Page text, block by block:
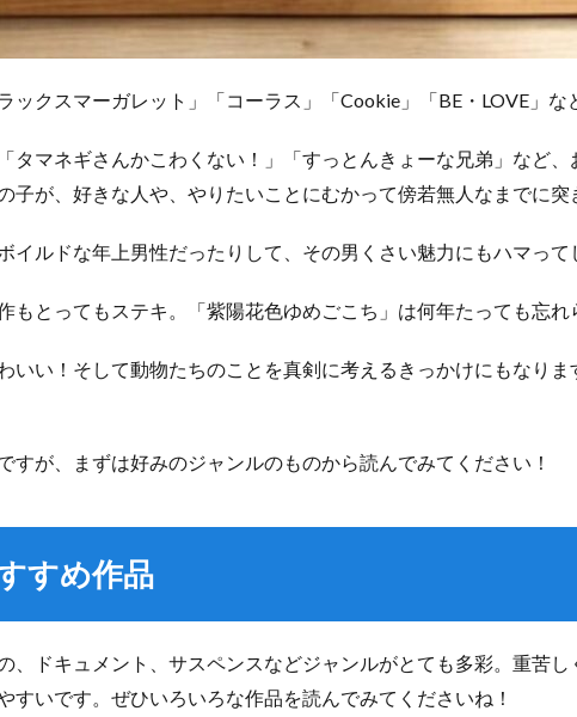
クスマーガレット」「コーラス」「Cookie」「BE・LOVE」な
タマネギさんかこわくない！」「すっとんきょーな兄弟」など
が、好きな人や、やりたいことにむかって傍若無人なまでに突
ルドな年上男性だったりして、その男くさい魅力にもハマって
とってもステキ。「紫陽花色ゆめごこち」は何年たっても忘れ
いい！そして動物たちのことを真剣に考えるきっかけにもなり
すが、まずは好みのジャンルのものから読んでみてください！
すめ作品
、ドキュメント、サスペンスなどジャンルがとても多彩。重苦
すいです。ぜひいろいろな作品を読んでみてくださいね！